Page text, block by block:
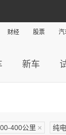
财经 股票 汽
新车
400公里 × 纯